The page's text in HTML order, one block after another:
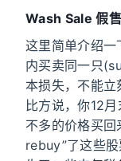
Wash Sale 假
这里简单介绍
内买卖同一只
本损失，不能立
比方说，你12
不多的价格买
rebuy”了这些